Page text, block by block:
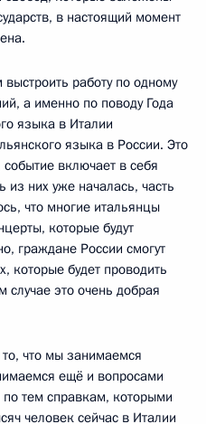
в настоящий момент
работу по одному
а именно по поводу Года
языка в Италии
языка в России. Это
включает в себя
из них уже началась, часть
что многие итальянцы
которые будут
граждане России смогут
которые будет проводить
случае это очень добрая
что мы занимаемся
ещё и вопросами
тем справкам, которыми
человек сейчас в Италии